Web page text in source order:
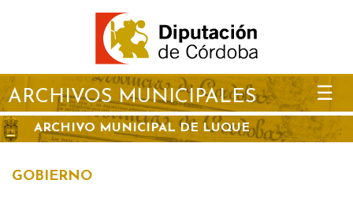
ARCHIVOS MUNICIPALES ☰
ARCHIVO MUNICIPAL DE LUQUE
GOBIERNO